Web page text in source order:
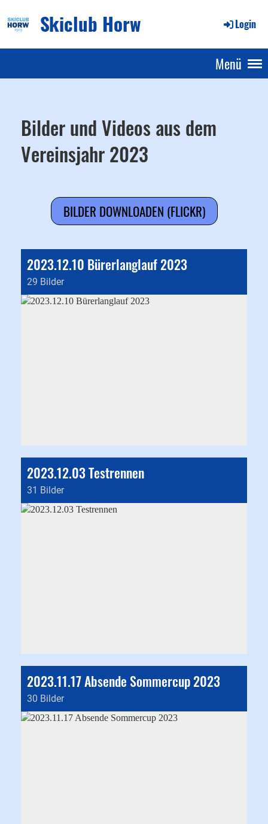
Skiclub Horw Login
Menü
Bilder und Videos aus dem
Vereinsjahr 2023
BILDER DOWNLOADEN (FLICKR)
2023.12.10 Bürerlanglauf 2023
29 Bilder
2023.12.03 Testrennen
31 Bilder
2023.11.17 Absende Sommercup 2023
30 Bilder